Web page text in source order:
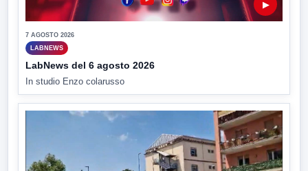
▶
7 AGOSTO 2026
LABNEWS
LabNews del 6 agosto 2026
In studio Enzo colarusso